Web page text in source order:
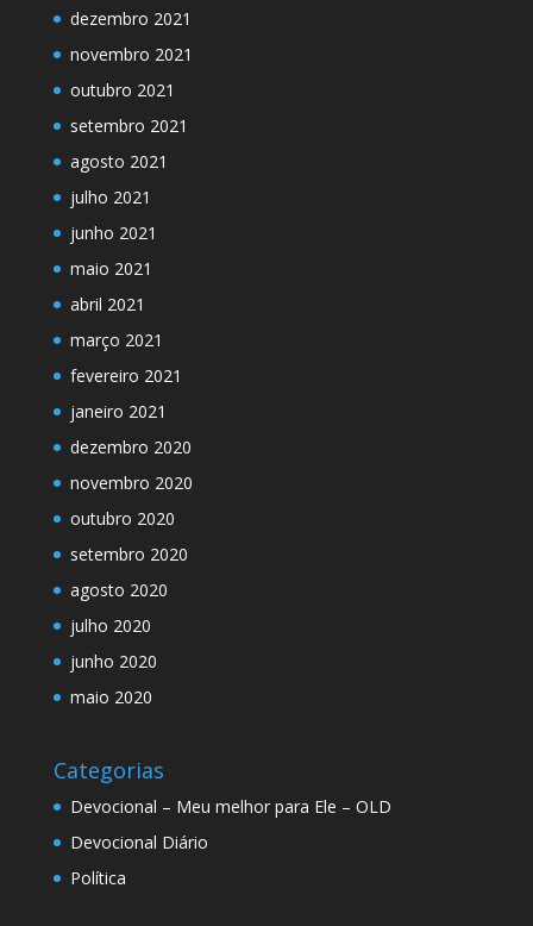
dezembro 2021
novembro 2021
outubro 2021
setembro 2021
agosto 2021
julho 2021
junho 2021
maio 2021
abril 2021
março 2021
fevereiro 2021
janeiro 2021
dezembro 2020
novembro 2020
outubro 2020
setembro 2020
agosto 2020
julho 2020
junho 2020
maio 2020
Categorias
Devocional – Meu melhor para Ele – OLD
Devocional Diário
Política